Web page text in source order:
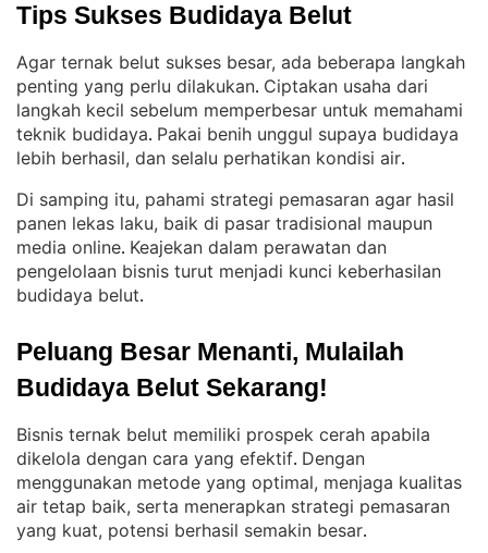
Tips Sukses Budidaya Belut
Agar ternak belut sukses besar, ada beberapa langkah
penting yang perlu dilakukan. Ciptakan usaha dari
langkah kecil sebelum memperbesar untuk memahami
teknik budidaya. Pakai benih unggul supaya budidaya
lebih berhasil, dan selalu perhatikan kondisi air.
Di samping itu, pahami strategi pemasaran agar hasil
panen lekas laku, baik di pasar tradisional maupun
media online. Keajekan dalam perawatan dan
pengelolaan bisnis turut menjadi kunci keberhasilan
budidaya belut.
Peluang Besar Menanti, Mulailah
Budidaya Belut Sekarang!
Bisnis ternak belut memiliki prospek cerah apabila
dikelola dengan cara yang efektif. Dengan
menggunakan metode yang optimal, menjaga kualitas
air tetap baik, serta menerapkan strategi pemasaran
yang kuat, potensi berhasil semakin besar.